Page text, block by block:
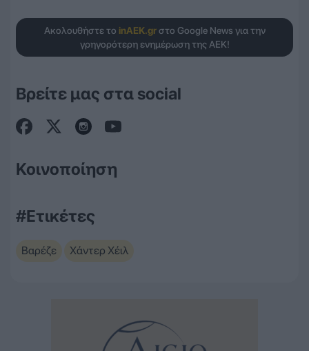
Ακολουθήστε το inAEK.grστο Google News για την
γρηγορότερη ενημέρωση της ΑΕΚ!
Βρείτε μας στα social
Κοινοποίηση
#Ετικέτες
Βαρέζε Χάντερ Χέιλ